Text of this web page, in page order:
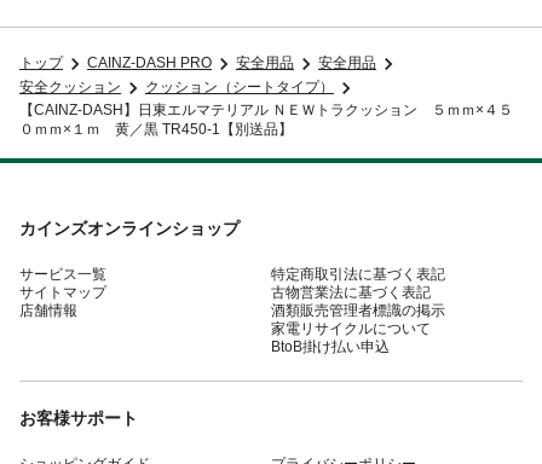
トップ CAINZ-DASH PRO 安全用品
安全用品
安全クッション
クッション（シートタイプ）
【CAINZ-DASH】日東エルマテリアル ＮＥＷトラクッション ５ｍｍ×４５
０ｍｍ×１ｍ 黄／黒 TR450-1【別送品】
カインズオンラインショップ
サービス一覧
サイトマップ
店舗情報
特定商取引法に基づく表記
古物営業法に基づく表記
酒類販売管理者標識の掲示
家電リサイクルについて
BtoB掛け払い申込
お客様サポート